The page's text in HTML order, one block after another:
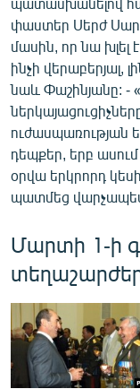
փաստեր Սերժ
մասին, որ նա խլել
ինչի վերաբերյալ,
նաև Փաշինյանը: -
ուժասպառության
դեպքեր, երբ ասում
օրվա երկրորդ
պատմեց
Մարտի 1-ի